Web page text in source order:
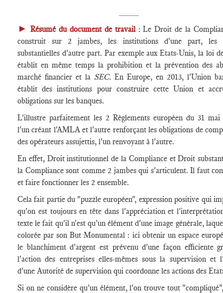
► Résumé du document de travail : Le Droit de la
construit sur 2 jambes, les institutions d'une part, les
substantielles d'autre part. Par exemple aux Etats-Unis, la loi
établit en même temps la prohibition et la prévention des
marché financier et la SEC. En Europe, en 2013, l'Union
établit des institutions pour construire cette Union et
obligations sur les banques.
L'illustre parfaitement les 2 Règlements européen du 31 mai
l'un créant l'AMLA et l'autre renforçant les obligations de
des opérateurs assujettis, l'un renvoyant à l'autre.
En effet, Droit institutionnel de la Compliance et Droit
la Compliance sont comme 2 jambes qui s'articulent. Il faut
et faire fonctionner les 2 ensemble.
Cela fait partie du "puzzle européen", expression positive qui
qu'on est toujours en tête dans l'appréciation et
texte le fait qu'il n'est qu'un élément d'une image générale,
colorée par son But Monumental : ici obtenir un espace
le blanchiment d'argent est prévenu d'une façon efficiente
l'action des entreprises elles-mêmes sous la supervision et
d'une Autorité de supervision qui coordonne les actions des
Si on ne considère qu'un élément, l'on trouve tout